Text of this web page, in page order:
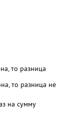
то разница
то разница не
на сумму